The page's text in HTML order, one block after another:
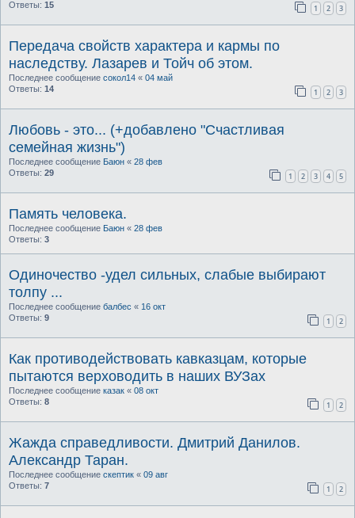
Ответы: 15 1 2 3
Передача свойств характера и кармы по
наследству. Лазарев и Тойч об этом.
Последнее сообщение сокол14 « 04 май
Ответы: 14 1 2 3
Любовь - это... (+добавлено "Счастливая
семейная жизнь")
Последнее сообщение Баюн « 28 фев
Ответы: 29 1 2 3 4 5
Память человека.
Последнее сообщение Баюн « 28 фев
Ответы: 3
Одиночество -удел сильных, слабые выбирают
толпу ...
Последнее сообщение балбес « 16 окт
Ответы: 9 1 2
Как противодействовать кавказцам, которые
пытаются верховодить в наших ВУЗах
Последнее сообщение казак « 08 окт
Ответы: 8 1 2
Жажда справедливости. Дмитрий Данилов.
Александр Таран.
Последнее сообщение скептик « 09 авг
Ответы: 7 1 2